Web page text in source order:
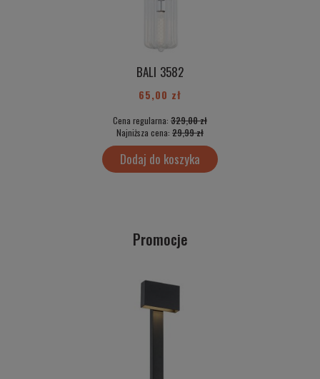
BALI 3582
65,00 zł
Cena regularna: 329,00 zł
Najniższa cena: 29,99 zł
Dodaj do koszyka
Promocje